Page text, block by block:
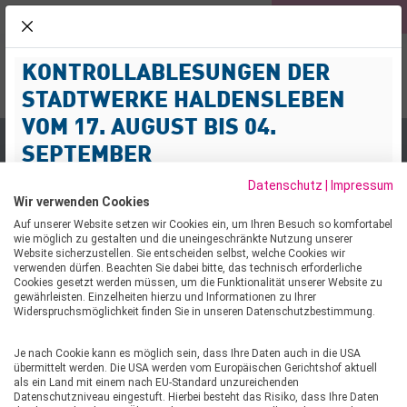
schliessen
KONTROLLABLESUNGEN DER
STADTWERKE HALDENSLEBEN
VOM 17. AUGUST BIS 04.
SEPTEMBER
wir informieren Sie darüber, dass im Zeitraum vom 17.
August bis 04. September 2026 Kontrollablesungen von
Strom-, Gas- und Wasserzählern im Netzgebiet
durchgeführt werden.
Mit der Durchführung der Kontrollablesungen wurde die
werden Wohn- und Geschäftshäuser im
Versorgungsgebiet der Stadtwerke Haldensleben
NOTFALL-SERVICE
03904 477-3
Suche
Wasser
WASSERNETZ DER
STADTWERKE HALDENSLEBEN
GMBH
Wir können auf vieles verzichten, aber nicht auf unser
wichtigstes Lebenselixier: das Wasser. Wir trinken es,
Datenschutz | Impressum
Wir verwenden Cookies
Auf unserer Website setzen wir Cookies ein, um Ihren Besuch so komfortabel
wie möglich zu gestalten und die uneingeschränkte Nutzung unserer
Website sicherzustellen. Sie entscheiden selbst, welche Cookies wir
verwenden dürfen. Beachten Sie dabei bitte, das technisch erforderliche
Cookies gesetzt werden müssen, um die Funktionalität unserer Website zu
gewährleisten. Einzelheiten hierzu und Informationen zu Ihrer
Widerspruchsmöglichkeit finden Sie in unseren Datenschutzbestimmung.
Je nach Cookie kann es möglich sein, dass Ihre Daten auch in die USA
übermittelt werden. Die USA werden vom Europäischen Gerichtshof aktuell
als ein Land mit einem nach EU-Standard unzureichenden
Datenschutzniveau eingestuft. Hierbei besteht das Risiko, dass Ihre Daten